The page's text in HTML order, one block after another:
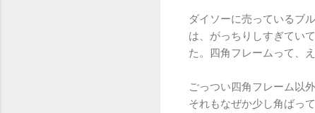
ダイソーに売っているブ
は、がっちりしすぎてい
た。四角フレームって、
ごっつい四角フレーム以
それもなぜか少し角ばっ